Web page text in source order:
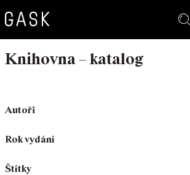
Knihovna – katalog
Autoři
Rok vydání
Štítky